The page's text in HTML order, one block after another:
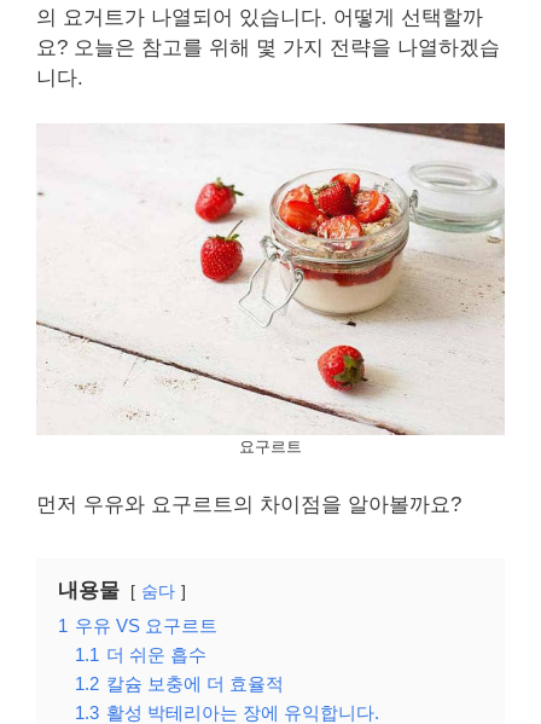
의 요거트가 나열되어 있습니다. 어떻게 선택할까
요? 오늘은 참고를 위해 몇 가지 전략을 나열하겠습
니다.
요구르트
먼저 우유와 요구르트의 차이점을 알아볼까요?
내용물 숨다
1 우유 VS 요구르트
1.1 더 쉬운 흡수
1.2 칼슘 보충에 더 효율적
1.3 활성 박테리아는 장에 유익합니다.